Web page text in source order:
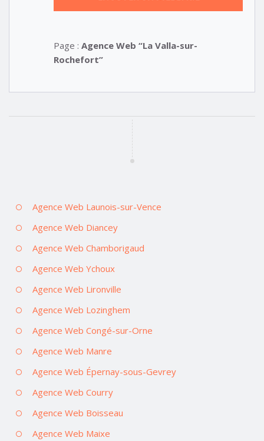
Page : Agence Web “La Valla-sur-
Rochefort”
Agence Web Launois-sur-Vence
Agence Web Diancey
Agence Web Chamborigaud
Agence Web Ychoux
Agence Web Lironville
Agence Web Lozinghem
Agence Web Congé-sur-Orne
Agence Web Manre
Agence Web Épernay-sous-Gevrey
Agence Web Courry
Agence Web Boisseau
Agence Web Maixe